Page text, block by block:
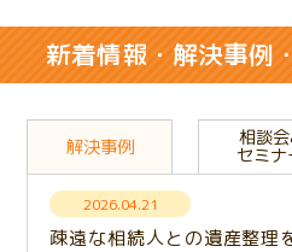
新着情報・解決事例
解決事例
2026.04.21
疎遠な相続人との遺産整理
相談
セミナ